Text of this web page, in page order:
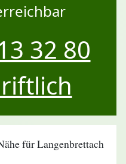
32 80
für Langenbrettach